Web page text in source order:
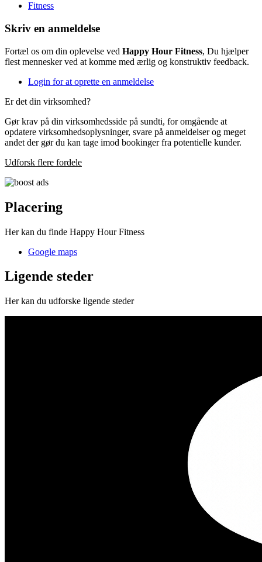
Fitness
Skriv en anmeldelse
Fortæl os om din oplevelse ved Happy Hour Fitness, Du hjælper
flest mennesker ved at komme med ærlig og konstruktiv feedback.
Login for at oprette en anmeldelse
Er det din virksomhed?
Gør krav på din virksomhedsside på sundti, for omgående at
opdatere virksomhedsoplysninger, svare på anmeldelser og meget
andet der gør du kan tage imod bookinger fra potentielle kunder.
Udforsk flere fordele
Placering
Her kan du finde Happy Hour Fitness
Google maps
Ligende steder
Her kan du udforske ligende steder